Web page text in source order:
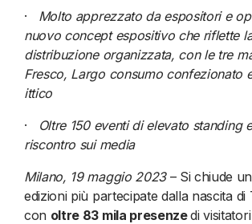
· Molto apprezzato da espositori e
nuovo concept espositivo che riflette
distribuzione organizzata, con le tre
Fresco, Largo consumo confezionato
ittico
·
Oltre 150 eventi di elevato standing
riscontro sui media
Milano, 19 maggio 2023– Si chiude
edizioni più partecipate dalla nascita di
con oltre 83 mila presenzedi